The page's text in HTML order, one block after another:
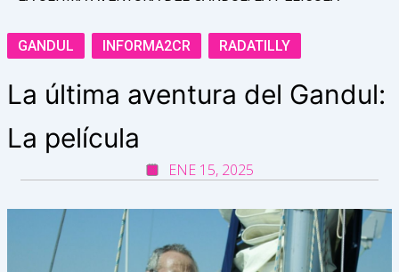
GANDUL INFORMA2CR RADATILLY
La última aventura del Gandul:
La película
ENE 15, 2025